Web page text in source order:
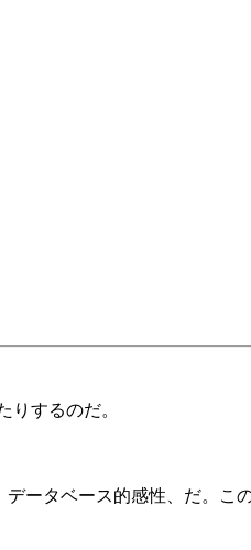
りするのだ。
ータベース的感性、だ。こ